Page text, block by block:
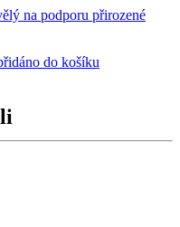
na podporu přirozené
do košíku